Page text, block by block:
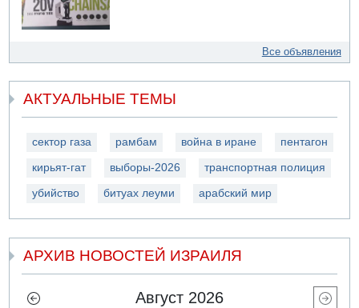
Все объявления
АКТУАЛЬНЫЕ ТЕМЫ
сектор газа рамбам война в иране пентагон
кирьят-гат выборы-2026 транспортная полиция
убийство битуах леуми арабский мир
АРХИВ НОВОСТЕЙ ИЗРАИЛЯ
Август 2026